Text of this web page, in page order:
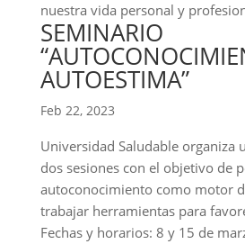
nuestra vida personal y
SEMINARIO
AUTOESTIMA”
Feb 22, 2023
Universidad Saludable organiza
dos sesiones con el objetivo de
autoconocimiento como motor
trabajar herramientas para
Fechas y horarios: 8 y 15 de